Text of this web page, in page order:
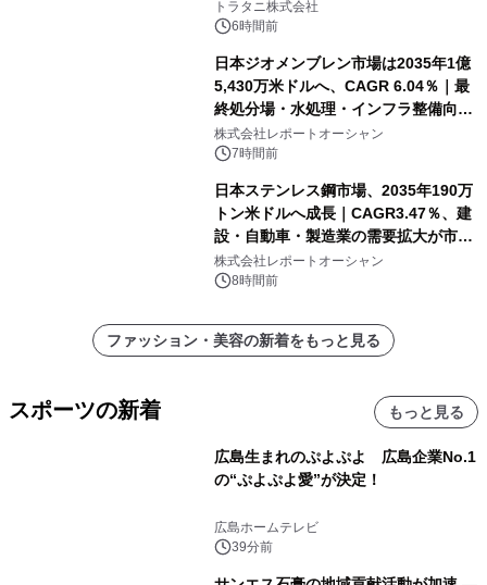
トラタニ株式会社
6時間前
日本ジオメンブレン市場は2035年1億
5,430万米ドルへ、CAGR 6.04％｜最
終処分場・水処理・インフラ整備向け
需要拡大
株式会社レポートオーシャン
7時間前
日本ステンレス鋼市場、2035年190万
トン米ドルへ成長｜CAGR3.47％、建
設・自動車・製造業の需要拡大が市場
を牽引
株式会社レポートオーシャン
8時間前
ファッション・美容の新着をもっと見る
スポーツの新着 もっと見る
広島生まれのぷよぷよ 広島企業No.1
の“ぷよぷよ愛”が決定！
広島ホームテレビ
39分前